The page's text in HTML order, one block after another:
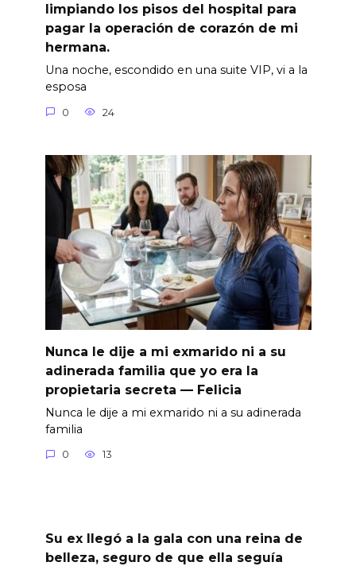
limpiando los pisos del hospital para
pagar la operación de corazón de mi
hermana.
Una noche, escondido en una suite VIP, vi a la
esposa
0 24
Nunca le dije a mi exmarido ni a su
adinerada familia que yo era la
propietaria secreta — Felicia
Nunca le dije a mi exmarido ni a su adinerada
familia
0 13
Su ex llegó a la gala con una reina de
belleza, seguro de que ella seguía